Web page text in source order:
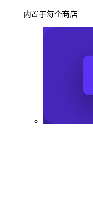
内置于每个商店